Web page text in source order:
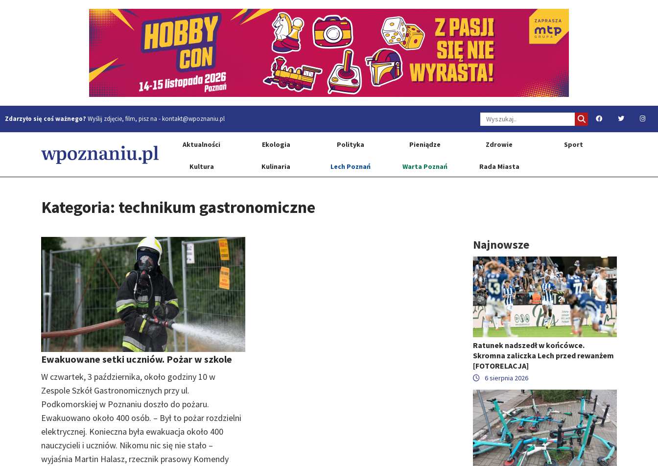
Zdarzyło się coś ważnego? Wyślij zdjęcie, film, pisz na -kontakt@wpoznaniu.pl
Aktualności Ekologia Polityka Pieniądze Zdrowie Sport
Kultura Kulinaria Lech Poznań Warta Poznań Rada Miasta
Kategoria: technikum gastronomiczne
Ewakuowane setki uczniów. Pożar w szkole
W czwartek, 3 października, około godziny 10 w
Zespole Szkół Gastronomicznych przy ul.
Podkomorskiej w Poznaniu doszło do pożaru.
Ewakuowano około 400 osób. – Był to pożar rozdzielni
elektrycznej. Konieczna była ewakuacja około 400
nauczycieli i uczniów. Nikomu nic się nie stało –
wyjaśnia Martin Halasz, rzecznik prasowy Komendy
Najnowsze
Ratunek nadszedł w końcówce.
Skromna zaliczka Lech przed rewanżem
[FOTORELACJA]
6 sierpnia 2026